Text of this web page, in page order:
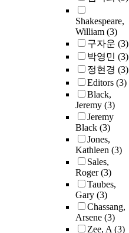
Shakespeare,
William (3)
구자운 (3)
박영민 (3)
정현경 (3)
Editors (3)
Black,
Jeremy (3)
Jeremy
Black (3)
Jones,
Kathleen (3)
Sales,
Roger(3)
Taubes,
Gary (3)
Chassang,
Arsene (3)
Zee, A(3)